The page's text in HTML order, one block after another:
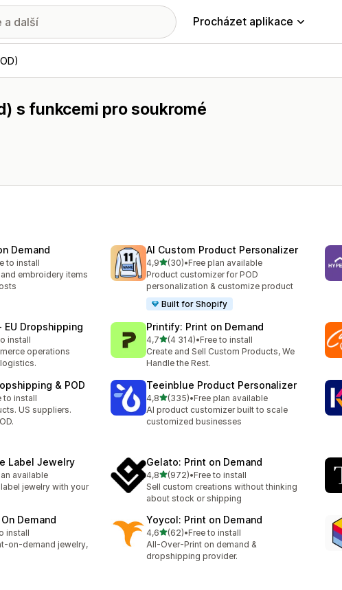
Procházet aplikace
s funkcemi pro soukromé
Demand
3709
to install
embroidery items
AI Custom Product Personalizer
4,9z 5 hvězd
(30)
Celkový počet recenzí: 30
•Free plan available
Product customizer for POD
personalization & customize product
Built for Shopify
EU Dropshipping
142
install
operations
Printify: Print on Demand
4,7z 5 hvězd
(4 314)
Celkový počet recenzí: 4314
•Free to install
Create and Sell Custom Products, We
Handle the Rest.
& POD
1166
to install
US suppliers.
Teeinblue Product Personalizer
4,8z 5 hvězd
(335)
Celkový počet recenzí: 335
•Free plan available
AI product customizer built to scale
customized businesses
Label Jewelry
42
available
jewelry with your
Gelato: Print on Demand
4,8z 5 hvězd
(972)
Celkový počet recenzí: 972
•Free to install
Sell custom creations without thinking
about stock or shipping
Demand
511
install
on-demand jewelry,
Yoycol: Print on Demand
4,6z 5 hvězd
(62)
Celkový počet recenzí: 62
•Free to install
All-Over-Print on demand &
dropshipping provider.